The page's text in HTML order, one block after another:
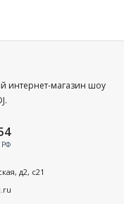
интернет-магазин шоу
РФ
д2, с21